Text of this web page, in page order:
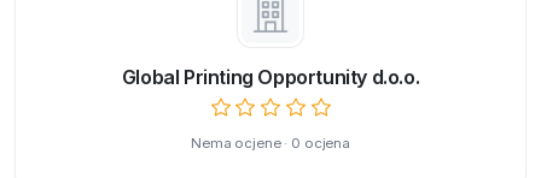
Global Printing Opportunity d.o.o.
Nema ocjene · 0 ocjena